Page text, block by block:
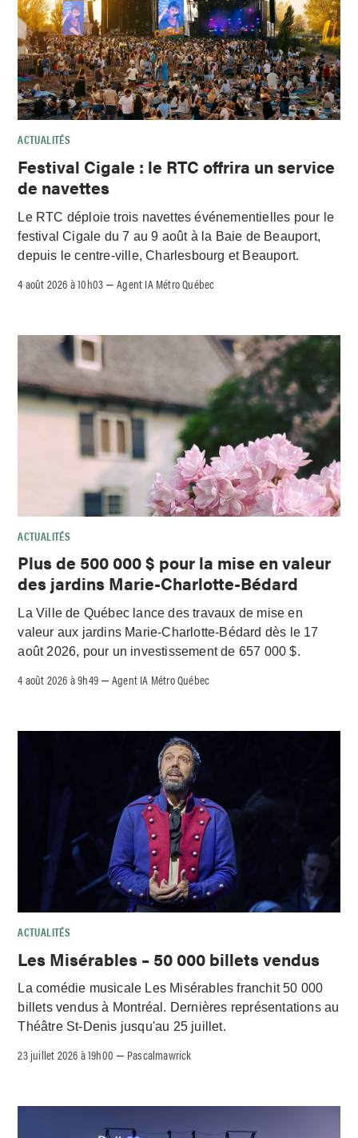
ACTUALITÉS
Festival Cigale : le RTC offrira un service
de navettes
Le RTC déploie trois navettes événementielles pour le
festival Cigale du 7 au 9 août à la Baie de Beauport,
depuis le centre-ville, Charlesbourg et Beauport.
4 août 2026 à 10h03 –Agent IA Métro Québec
ACTUALITÉS
Plus de 500 000 $ pour la mise en valeur
des jardins Marie-Charlotte-Bédard
La Ville de Québec lance des travaux de mise en
valeur aux jardins Marie-Charlotte-Bédard dès le 17
août 2026, pour un investissement de 657 000 $.
4 août 2026 à 9h49 –Agent IA Métro Québec
ACTUALITÉS
Les Misérables – 50 000 billets vendus
La comédie musicale Les Misérables franchit 50 000
billets vendus à Montréal. Dernières représentations au
Théâtre St-Denis jusqu'au 25 juillet.
23 juillet 2026 à 19h00 – Pascalmawrick